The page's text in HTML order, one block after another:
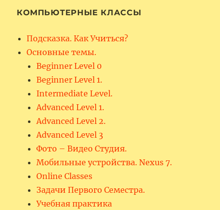
КОМПЬЮТЕРНЫЕ КЛАССЫ
Подсказка. Как Учиться?
Основные темы.
Beginner Level 0
Beginner Level 1.
Intermediate Level.
Advanced Level 1.
Advanced Level 2.
Advanced Level 3
Фото – Видео Студия.
Мобильные устройства. Nexus 7.
Online Classes
Задачи Первого Семестра.
Учебная практика